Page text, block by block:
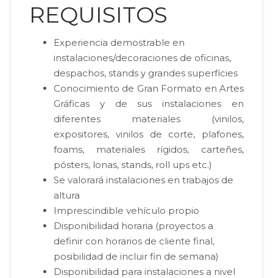
REQUISITOS
Experiencia demostrable en
instalaciones/decoraciones de oficinas,
despachos, stands y grandes superfícies
Conocimiento de Gran Formato en Artes
Gráficas y de sus instalaciones en
diferentes materiales (vinilos,
expositores, vinilos de corte, plafones,
foams, materiales rígidos, carteñes,
pósters, lonas, stands, roll ups etc.)
Se valorará instalaciones en trabajos de
altura
Imprescindible vehículo propio
Disponibilidad horaria (proyectos a
definir con horarios de cliente final,
posibilidad de incluir fin de semana)
Disponibilidad para instalaciones a nivel